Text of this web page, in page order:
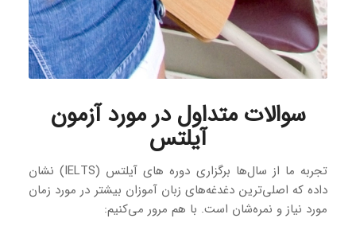
سوالات متداول در مورد آزمون
آیلتس
تجربه ما از سال‌ها برگزاری دوره های آیلتس (IELTS) نشان
داده که اصلی‌ترین دغدغه‌های زبان آموزان بیشتر در مورد زمان
مورد نیاز و نمره‌شان است. با هم مرور می‌کنیم: